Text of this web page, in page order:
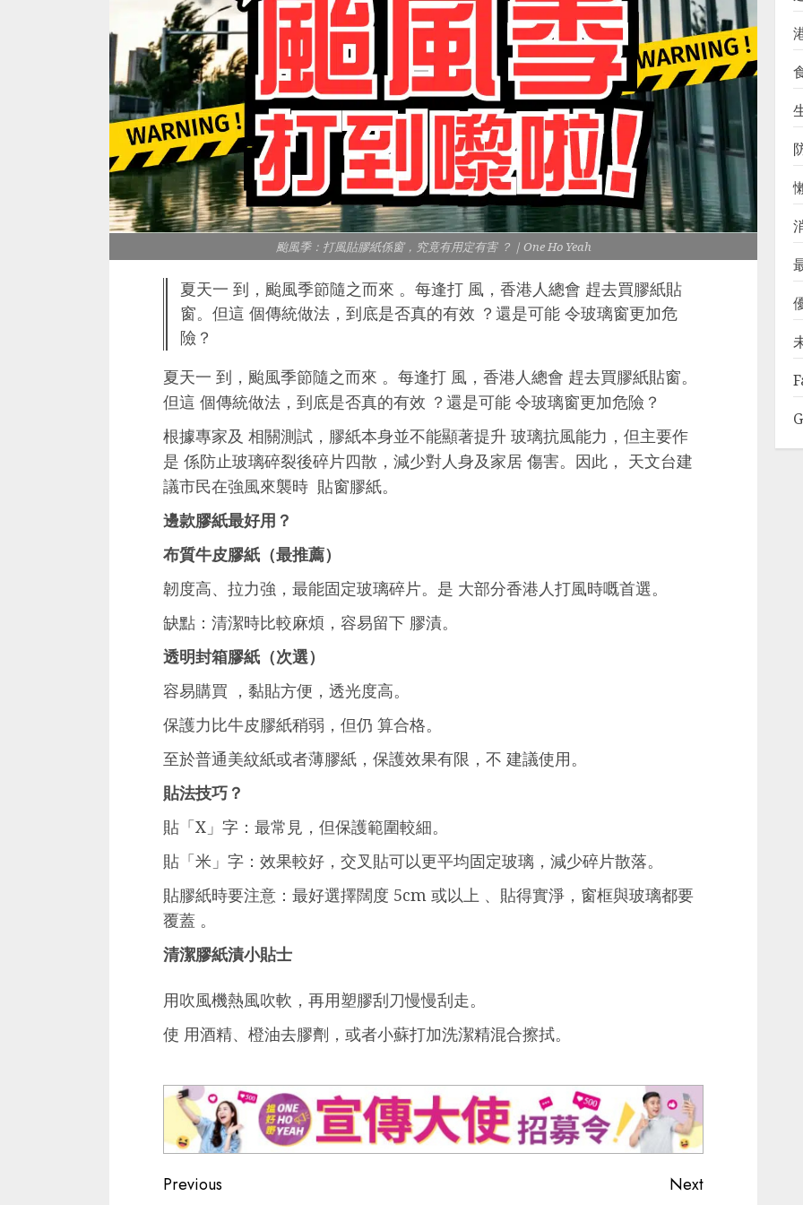
颱風季：打風貼膠紙係窗，究竟有用定有害 ？｜One Ho Yeah
夏天一 到，颱風季節隨之而來 。每逢打 風，香港人總會 趕去買膠紙貼
窗。但這 個傳統做法，到底是否真的有效 ？還是可能 令玻璃窗更加危
險？
夏天一 到，颱風季節隨之而來 。每逢打 風，香港人總會 趕去買膠紙貼窗。
但這 個傳統做法，到底是否真的有效 ？還是可能 令玻璃窗更加危險？
根據專家及 相關測試，膠紙本身並不能顯著提升 玻璃抗風能力，但主要作
是 係防止玻璃碎裂後碎片四散，減少對人身及家居 傷害。因此， 天文台建
議市民在強風來襲時 貼窗膠紙。
邊款膠紙最好用？
布質牛皮膠紙（最推薦）
韌度高、拉力強，最能固定玻璃碎片。是 大部分香港人打風時嘅首選。
缺點：清潔時比較麻煩，容易留下 膠漬。
透明封箱膠紙（次選）
容易購買 ，黏貼方便，透光度高。
保護力比牛皮膠紙稍弱，但仍 算合格。
至於普通美紋紙或者薄膠紙，保護效果有限，不 建議使用。
貼法技巧 ？
貼「X」字：最常見，但保護範圍較細。
貼「米」字：效果較好，交叉貼可以更平均固定玻璃，減少碎片散落。
貼膠紙時要注意：最好選擇闊度 5cm 或以上 、貼得實淨，窗框與玻璃都要
覆蓋 。
清潔膠紙漬小貼士
用吹風機熱風吹軟，再用塑膠刮刀慢慢刮走。
使 用酒精、橙油去膠劑，或者小蘇打加洗潔精混合擦拭。
Continue
Previous Next